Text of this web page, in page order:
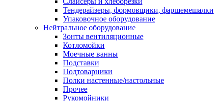
Тендерайзеры, формовщики, фаршемешалки
Упаковочное оборудование
Нейтральное оборудование
Зонты вентиляционные
Котломойки
Моечные ванны
Подставки
Подтоварники
Полки настенные/настольные
Прочее
Рукомойники